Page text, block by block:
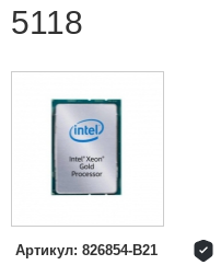
5118
Артикул: 826854-B21